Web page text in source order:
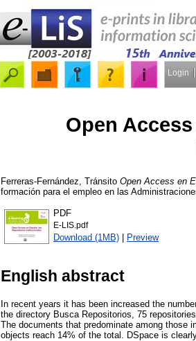
Login
Open
Ferreras-Fernández, Tránsito Open Access en
formación para el empleo en las
PDF
E-LIS.pdf
Download (1MB) | Preview
English abstract
In recent years it has been increased the
the directory Busca Repositorios, 75
The documents that predominate among those
objects reach 14% of the total. DSpace is